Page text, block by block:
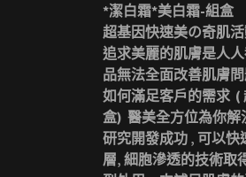
*潔白霜*美白霜-組
超基因快速美の奇肌
追求美麗的肌膚是人
品無法全面改善肌膚問
如何滿足客戶的需求 (
盒) 醫美全方位為你解
研究開發成功 ‚ 可以
層‚ 細胞滲透的技術取